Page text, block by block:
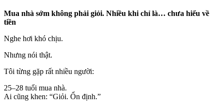
Mua nhà sớm không phải giỏi. Nhiều khi chỉ là… chưa hiểu về
tiền
Nghe hơi khó chịu.
Nhưng nói thật.
Tôi từng gặp rất nhiều người:
25–28 tuổi mua nhà.
Ai cũng khen: “Giỏi. Ổn định.”